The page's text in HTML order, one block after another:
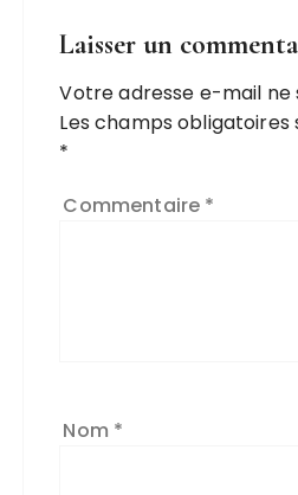
Laisser un
Votre adresse e-mail ne
Les champs obligatoires
*
Commentaire *
Nom *